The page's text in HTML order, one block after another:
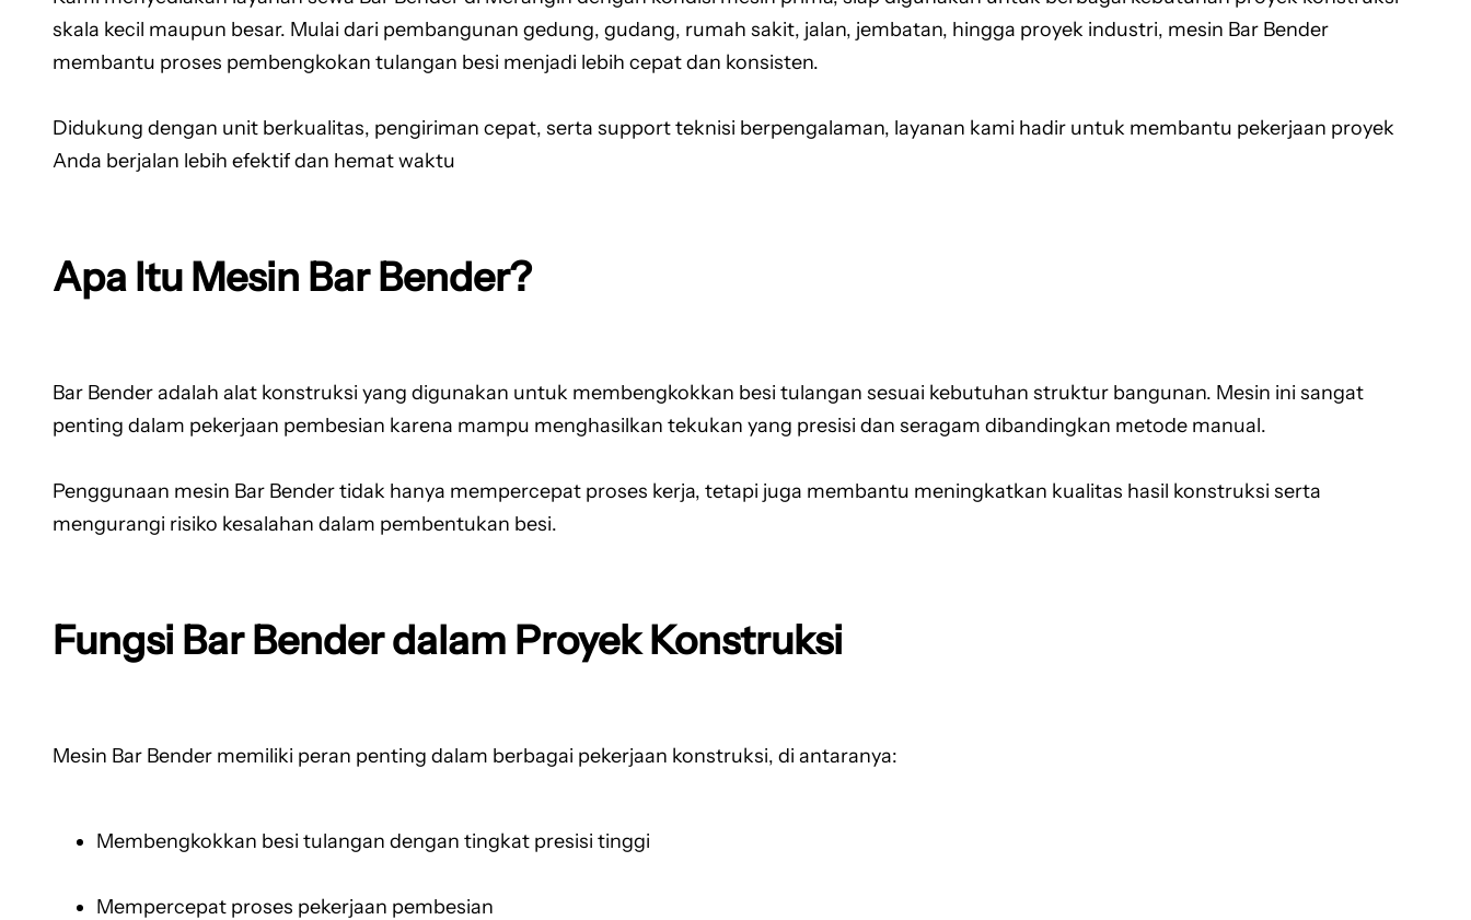
skala kecil maupun besar. Mulai dari pembangunan gedung, gudang, rumah sakit, jalan, jembatan, hingga proyek industri, mesin Bar Bender
membantu proses pembengkokan tulangan besi menjadi lebih cepat dan konsisten.
Didukung dengan unit berkualitas, pengiriman cepat, serta support teknisi berpengalaman, layanan kami hadir untuk membantu pekerjaan proyek
Anda berjalan lebih efektif dan hemat waktu
Apa Itu Mesin Bar Bender?
Bar Bender adalah alat konstruksi yang digunakan untuk membengkokkan besi tulangan sesuai kebutuhan struktur bangunan. Mesin ini sangat
penting dalam pekerjaan pembesian karena mampu menghasilkan tekukan yang presisi dan seragam dibandingkan metode manual.
Penggunaan mesin Bar Bender tidak hanya mempercepat proses kerja, tetapi juga membantu meningkatkan kualitas hasil konstruksi serta
mengurangi risiko kesalahan dalam pembentukan besi.
Fungsi Bar Bender dalam Proyek Konstruksi
Mesin Bar Bender memiliki peran penting dalam berbagai pekerjaan konstruksi, di antaranya:
Membengkokkan besi tulangan dengan tingkat presisi tinggi
Mempercepat proses pekerjaan pembesian